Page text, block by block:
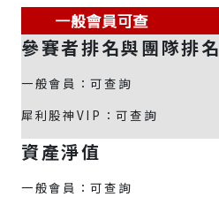
參賽者排名與團隊排名
一般會員：可查詢
犀利股神VIP：可查詢
資產淨值
一般會員：可查詢